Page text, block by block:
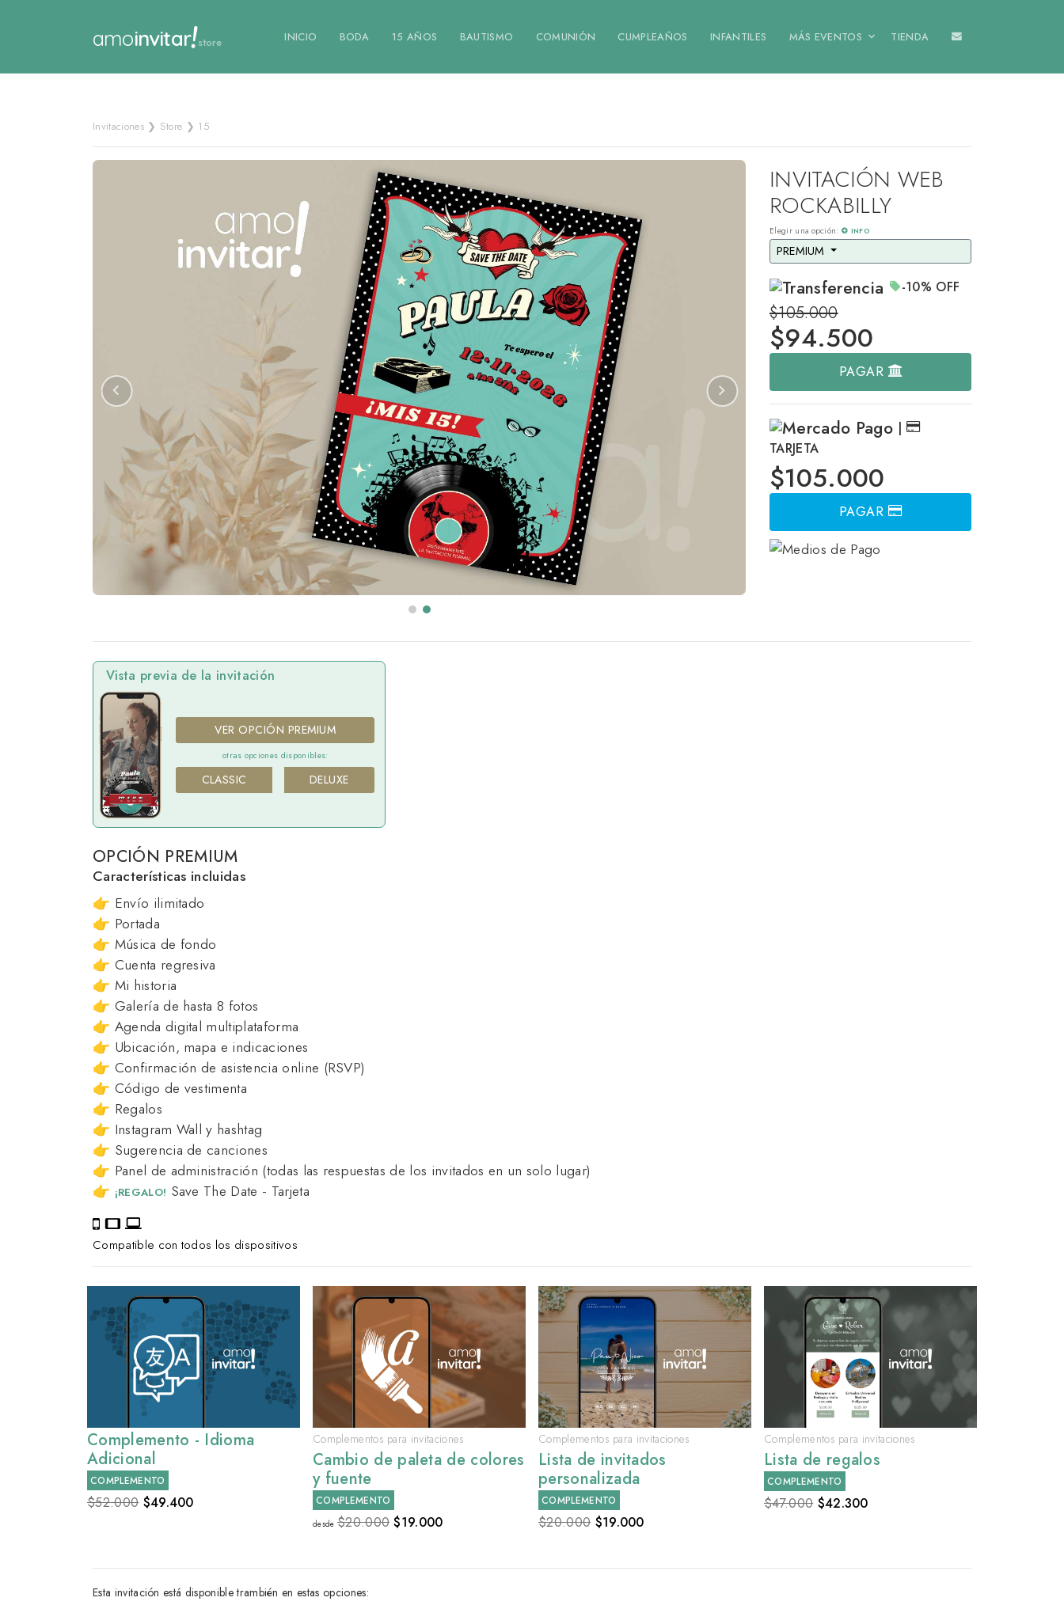
amoinvitar!store INICIO BODA 15 AÑOS BAUTISMO COMUNIÓN CUMPLEAÑOS INFANTILES MÁS EVENTOS TIENDA
Invitaciones ❯ Store ❯ 15
INVITACIÓN WEB
ROCKABILLY
Elegir una opción: INFO
PREMIUM
-10% OFF
$105.000
$94.500
PAGAR
|
TARJETA
$105.000
PAGAR
Vista previa de la invitación
VER OPCIÓN PREMIUM
otras opciones disponibles:
CLASSIC DELUXE
OPCIÓN PREMIUM
Características incluidas
👉 Envío ilimitado
👉 Portada
👉 Música de fondo
👉 Cuenta regresiva
👉 Mi historia
👉 Galería de hasta 8 fotos
👉 Agenda digital multiplataforma
👉 Ubicación, mapa e indicaciones
👉 Confirmación de asistencia online (RSVP)
👉 Código de vestimenta
👉 Regalos
👉 Instagram Wall y hashtag
👉 Sugerencia de canciones
👉 Panel de administración (todas las respuestas de los invitados en un solo lugar)
👉 ¡REGALO! Save The Date - Tarjeta
Compatible con todos los dispositivos
Complemento - Idioma
Adicional
COMPLEMENTO
$52.000$49.400
Complementos para invitaciones
Cambio de paleta de colores
y fuente
COMPLEMENTO
desde $20.000$19.000
Complementos para invitaciones
Lista de invitados
personalizada
COMPLEMENTO
$20.000$19.000
Complementos para invitaciones
Lista de regalos
COMPLEMENTO
$47.000$42.300
Esta invitación está disponible trambién en estas opciones: